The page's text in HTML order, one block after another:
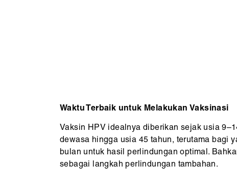
Waktu Terbaik untuk Melakukan Vaksinasi
Vaksin HPV idealnya diberikan sejak usia
dewasa hingga usia 45 tahun, terutama bagi
bulan untuk hasil perlindungan optimal.
sebagai langkah perlindungan tambahan.